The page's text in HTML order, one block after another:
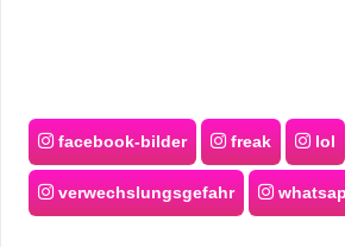
facebook-bilder freak lol
verwechslungsgefahr